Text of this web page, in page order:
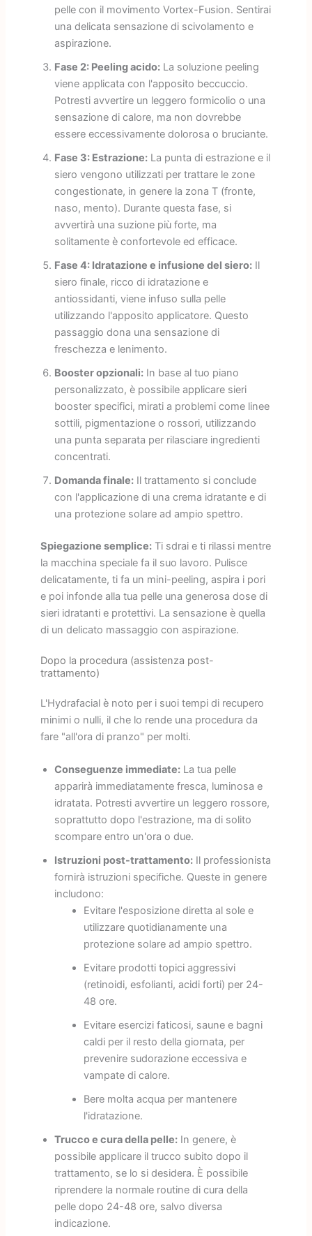
pelle con il movimento Vortex-Fusion. Sentirai
una delicata sensazione di scivolamento e
aspirazione.
Fase 2: Peeling acido:La soluzione peeling
viene applicata con l'apposito beccuccio.
Potresti avvertire un leggero formicolio o una
sensazione di calore, ma non dovrebbe
essere eccessivamente dolorosa o bruciante.
Fase 3: Estrazione:La punta di estrazione e il
siero vengono utilizzati per trattare le zone
congestionate, in genere la zona T (fronte,
naso, mento). Durante questa fase, si
avvertirà una suzione più forte, ma
solitamente è confortevole ed efficace.
Fase 4: Idratazione e infusione del siero:Il
siero finale, ricco di idratazione e
antiossidanti, viene infuso sulla pelle
utilizzando l'apposito applicatore. Questo
passaggio dona una sensazione di
freschezza e lenimento.
Booster opzionali:In base al tuo piano
personalizzato, è possibile applicare sieri
booster specifici, mirati a problemi come linee
sottili, pigmentazione o rossori, utilizzando
una punta separata per rilasciare ingredienti
concentrati.
Domanda finale:Il trattamento si conclude
con l'applicazione di una crema idratante e di
una protezione solare ad ampio spettro.
Spiegazione semplice:Ti sdrai e ti rilassi mentre
la macchina speciale fa il suo lavoro. Pulisce
delicatamente, ti fa un mini-peeling, aspira i pori
e poi infonde alla tua pelle una generosa dose di
sieri idratanti e protettivi. La sensazione è quella
di un delicato massaggio con aspirazione.
Dopo la procedura (assistenza post-
trattamento)
L'Hydrafacial è noto per i suoi tempi di recupero
minimi o nulli, il che lo rende una procedura da
fare "all'ora di pranzo" per molti.
Conseguenze immediate:La tua pelle
apparirà immediatamente fresca, luminosa e
idratata. Potresti avvertire un leggero rossore,
soprattutto dopo l'estrazione, ma di solito
scompare entro un'ora o due.
Istruzioni post-trattamento:Il professionista
fornirà istruzioni specifiche. Queste in genere
includono:
Evitare l'esposizione diretta al sole e
utilizzare quotidianamente una
protezione solare ad ampio spettro.
Evitare prodotti topici aggressivi
(retinoidi, esfolianti, acidi forti) per 24-
48 ore.
Evitare esercizi faticosi, saune e bagni
caldi per il resto della giornata, per
prevenire sudorazione eccessiva e
vampate di calore.
Bere molta acqua per mantenere
l'idratazione.
Trucco e cura della pelle:In genere, è
possibile applicare il trucco subito dopo il
trattamento, se lo si desidera. È possibile
riprendere la normale routine di cura della
pelle dopo 24-48 ore, salvo diversa
indicazione.